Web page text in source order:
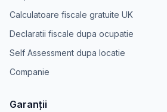
Calculatoare fiscale gratuite UK
Declaratii fiscale dupa ocupatie
Self Assessment dupa locatie
Companie
Garanții